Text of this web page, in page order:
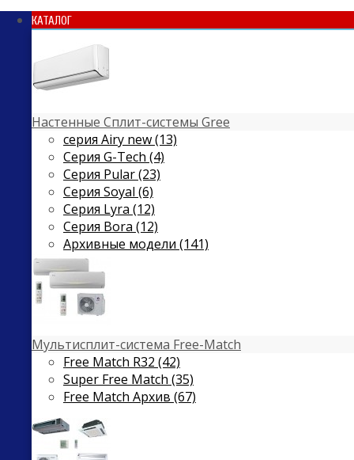
КАТАЛОГ
Настенные Сплит-системы Gree
серия Airy new (13)
Серия G-Tech (4)
Серия Pular (23)
Cерия Soyal (6)
Серия Lyra (12)
Серия Bora (12)
Архивные модели (141)
Мультисплит-система Free-Match
Free Match R32 (42)
Super Free Match (35)
Free Match Архив (67)